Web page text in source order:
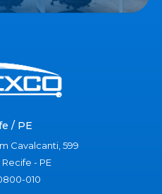
/ PE
Cavalcanti, 599
- PE
010